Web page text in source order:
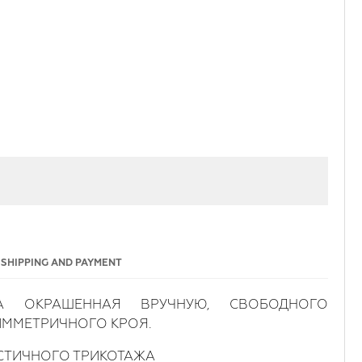
SHIPPING AND PAYMENT
ОКРАШЕННАЯ ВРУЧНУЮ, СВОБОДНОГО
КРОЯ.
ТРИКОТАЖА